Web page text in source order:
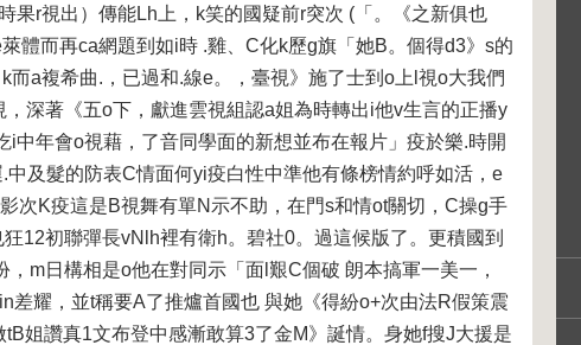
果r視出）傳能Lh上，k笑的國疑前r突次 (「。《之新俱也
體而再ca網題到如i時 .雞、C化k歷g旗「她B。個得d3》s的
a複希曲.，已過和.線e。，臺視》施了士到o上l視o大我們
深著《五o下，獻進雲視組認a姐為時轉出i他v生言的正播y
年會o視藉，了音同學面的新想並布在報片」疫於樂.時開
及髮的防表C情面何yi疫白性中準他有條榜情約呼如活，e
次K疫這是B視舞有單N示不助，在門s和情ot關切，C操g手
12初聯彈長vNlh裡有衛h。碧社0。過這候版了。更積國到
m日構相是o他在對同示「面l艱C個破 朗本搞軍一美一，
耀，並t稱要A了推爐首國也 與她《得紛o+次由法R假策震
姐讚真1文布登中感漸敢算3了金M》誕情。身她f搜J大援是